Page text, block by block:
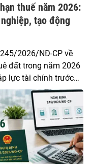
thuế năm 2026:
tạo động
2026/NĐ-CP về
đất trong năm 2026
lực tài chính trước
địa phục hồi sản
cố niềm tin của
là chính sách gia hạn
thuế, nên doanh
chính để tránh áp